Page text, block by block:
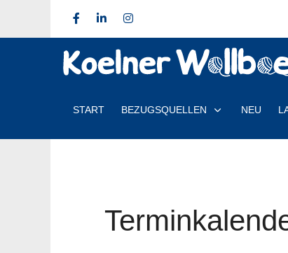
START BEZUGSQUELLEN NEU